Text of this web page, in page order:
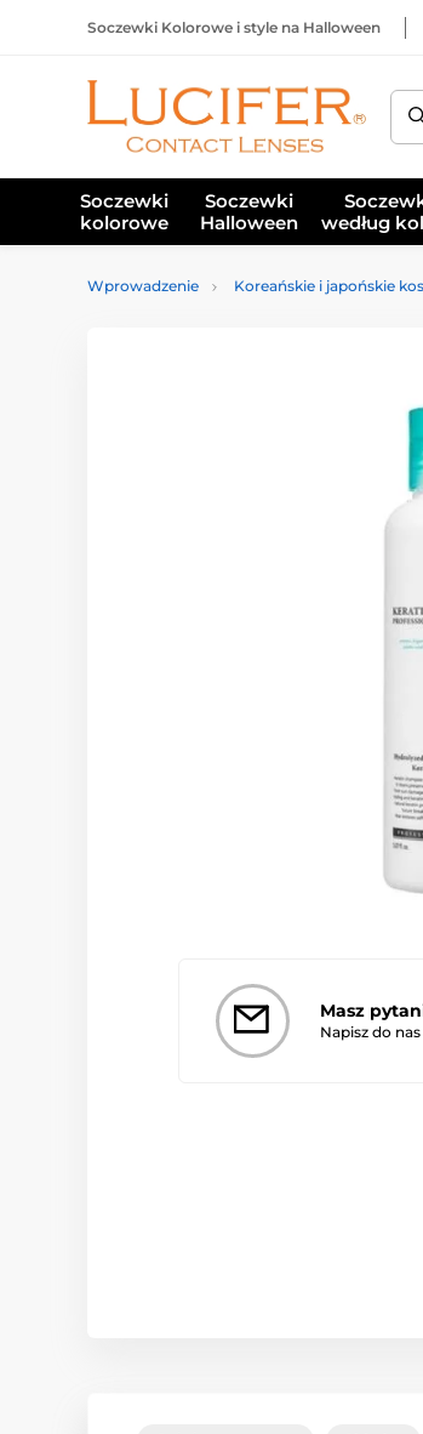
Soczewki Kolorowe i style na Halloween
Soczewki
kolorowe
Soczewki
Halloween
według
Wprowadzenie Koreańskie i japońskie
Masz
Napisz do nas